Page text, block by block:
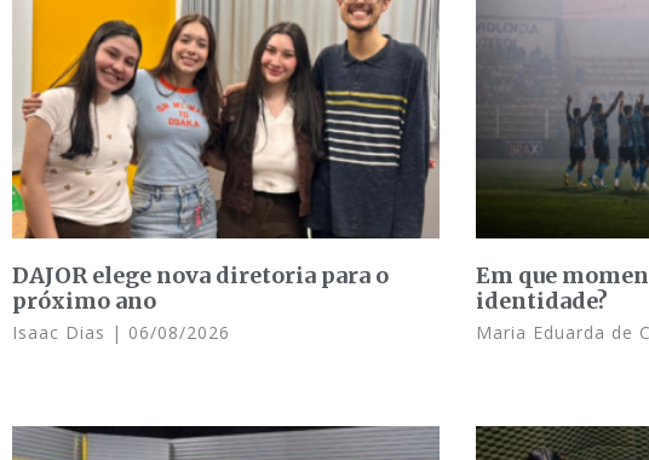
DAJOR elege nova diretoria para o
próximo ano
Isaac Dias 06/08/2026
Em que
identidade?
Maria Eduarda de